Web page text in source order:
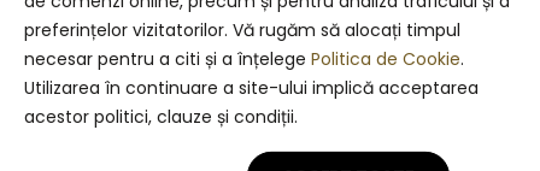
preferințelor vizitatorilor. Vă rugăm să alocați timpul
necesar pentru a citi și a înțelege Politica de Cookie.
Utilizarea în continuare a site-ului implică acceptarea
acestor politici, clauze și condiții.